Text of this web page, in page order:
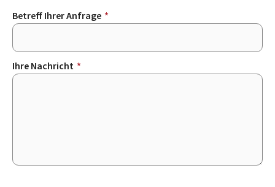
Betreff Ihrer Anfrage *
Ihre Nachricht *